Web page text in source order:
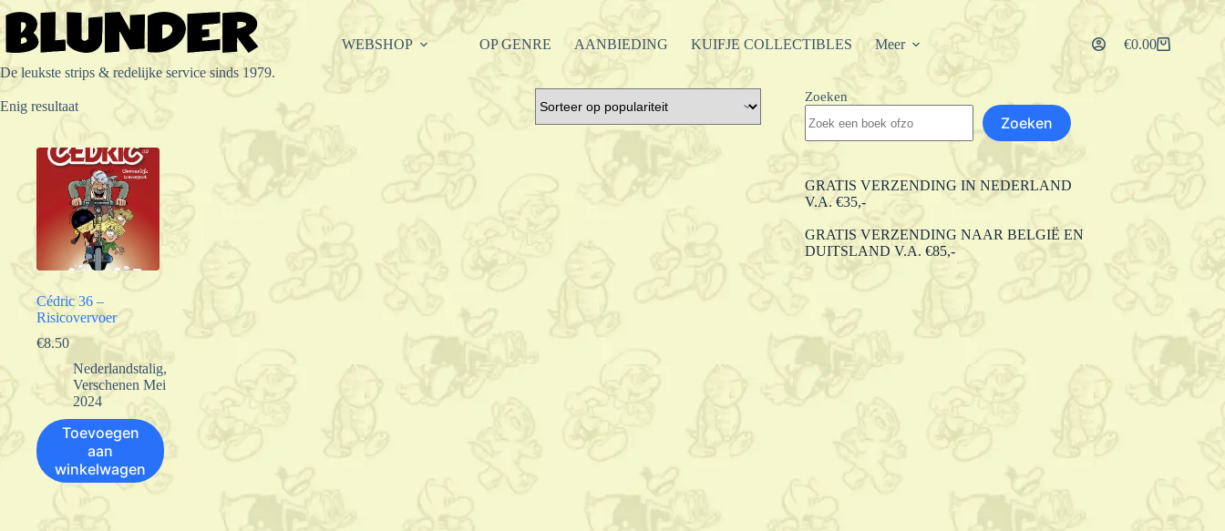
Ga
naar
inhoud
De leukste strips & redelijke service sinds 1979.
WEBSHOP OP GENRE AANBIEDING KUIFJE COLLECTIBLES Meer Winkelwagen
€0.00
Enig resultaat
Cédric 36 –
Risicovervoer
€8.50
Nederlandstalig,
Verschenen Mei
2024
Toevoegen
aan
winkelwagen
Zoeken
Zoeken
GRATIS VERZENDING IN NEDERLAND
V.A. €35,-
GRATIS VERZENDING NAAR BELGIË EN
DUITSLAND V.A. €85,-